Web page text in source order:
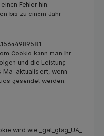
Fehler hin.
bis zu einem Jahr
Cookie kann man Ihr
und die Leistung
Mal aktualisiert, wenn
gesendet werden.
wird wie _gat_gtag_UA_